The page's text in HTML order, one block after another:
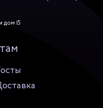
дом 15